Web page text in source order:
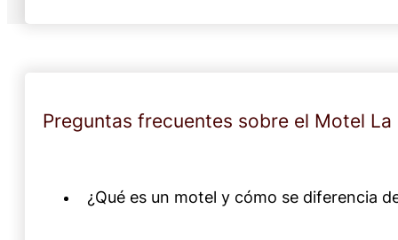
Preguntas frecuentes sobre el Motel La
¿Qué es un motel y cómo se diferencia